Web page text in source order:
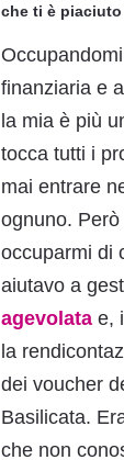
che ti è
finanziaria e
la mia è più
tocca tutti i
mai entrare
ognuno.
occuparmi di
aiutavo a
agevolata e,
la
dei voucher
Basilicata.
che non